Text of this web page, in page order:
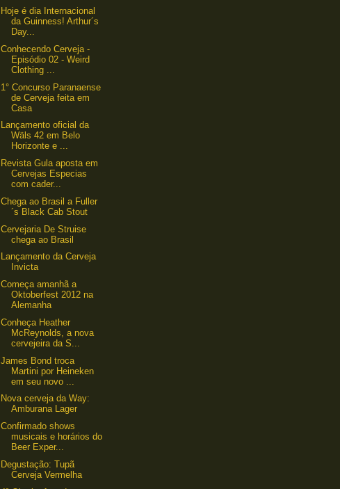
Hoje é dia Internacional
da Guinness! Arthur´s
Day...
Conhecendo Cerveja -
Episódio 02 - Weird
Clothing ...
1° Concurso Paranaense
de Cerveja feita em
Casa
Lançamento oficial da
Wäls 42 em Belo
Horizonte e ...
Revista Gula aposta em
Cervejas Especias
com cader...
Chega ao Brasil a Fuller
´s Black Cab Stout
Cervejaria De Struise
chega ao Brasil
Lançamento da Cerveja
Invicta
Começa amanhã a
Oktoberfest 2012 na
Alemanha
Conheça Heather
McReynolds, a nova
cervejeira da S...
James Bond troca
Martini por Heineken
em seu novo ...
Nova cerveja da Way:
Amburana Lager
Confirmado shows
musicais e horários do
Beer Exper...
Degustação: Tupã
Cerveja Vermelha